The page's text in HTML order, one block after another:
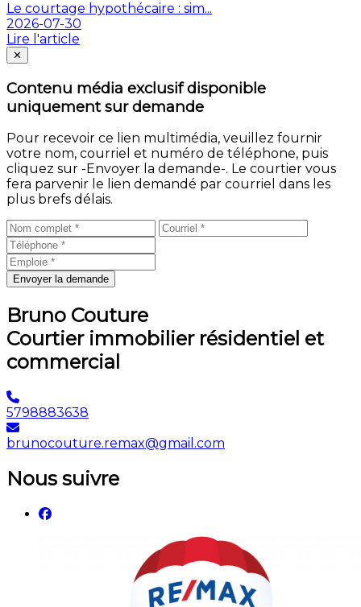
Le courtage hypothécaire : sim...
2026-07-30
Lire l'article
Fermer
✕
Contenu média exclusif disponible
uniquement sur demande
Pour recevoir ce lien multimédia, veuillez fournir
votre nom, courriel et numéro de téléphone, puis
cliquez sur -Envoyer la demande-. Le courtier vous
fera parvenir le lien demandé par courriel dans les
plus brefs délais.
Envoyer la demande
Bruno Couture
Courtier immobilier résidentiel et
commercial
5798883638
brunocouture.remax@gmail.com
Nous suivre